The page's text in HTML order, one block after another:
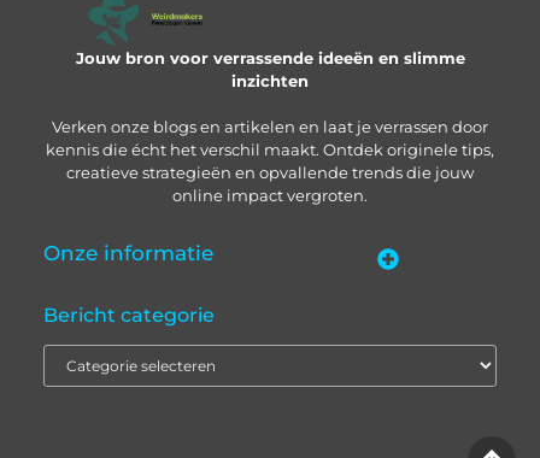
Jouw bron voor verrassende ideeën en slimme
inzichten
Verken onze blogs en artikelen en laat je verrassen door
kennis die écht het verschil maakt. Ontdek originele tips,
creatieve strategieën en opvallende trends die jouw
online impact vergroten.
Onze informatie
Bericht categorie